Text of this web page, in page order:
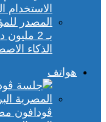
بـ 2
الذكاء
هواتف